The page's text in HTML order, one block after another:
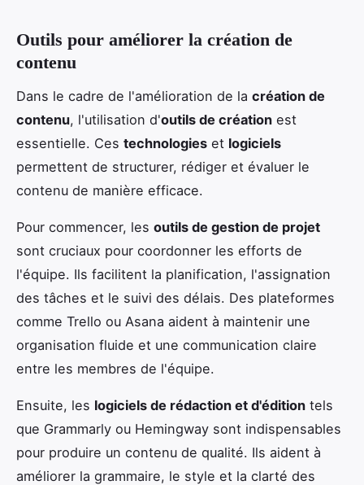
Outils pour améliorer la création de
contenu
Dans le cadre de l'amélioration de la création de
contenu, l'utilisation d'outils de création est
essentielle. Ces technologies et logiciels
permettent de structurer, rédiger et évaluer le
contenu de manière efficace.
Pour commencer, les outils de gestion de projet
sont cruciaux pour coordonner les efforts de
l'équipe. Ils facilitent la planification, l'assignation
des tâches et le suivi des délais. Des plateformes
comme Trello ou Asana aident à maintenir une
organisation fluide et une communication claire
entre les membres de l'équipe.
Ensuite, les logiciels de rédaction et d'édition tels
que Grammarly ou Hemingway sont indispensables
pour produire un contenu de qualité. Ils aident à
améliorer la grammaire, le style et la clarté des